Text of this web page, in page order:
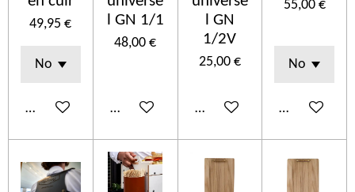
49,95 €
Ajouter au panier
l GN 1/1
48,00 €
Ajouter au panier
l GN
1/2V
25,00 €
Ajouter au panier
55,00 €
Voir les